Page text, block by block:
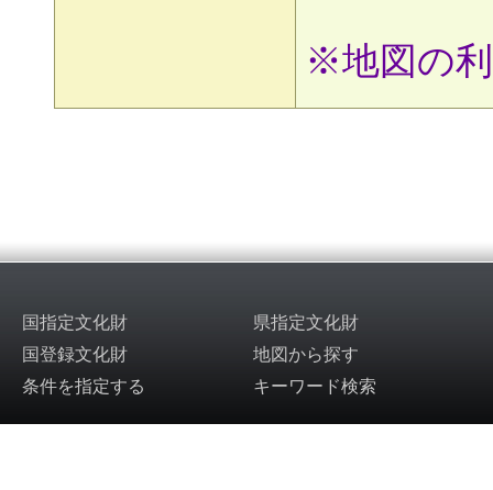
※地図の
国指定文化財
県指定文化財
国登録文化財
地図から探す
条件を指定する
キーワード検索